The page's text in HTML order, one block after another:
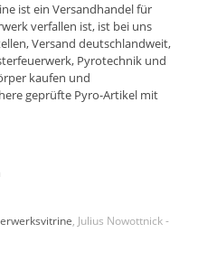
ist ein Versandhandelfür
verfallen ist, ist bei uns
Versand deutschlandweit,
, Pyrotechnik und
kaufen und
geprüfte Pyro-Artikel mit
, Julius Nowottnick -